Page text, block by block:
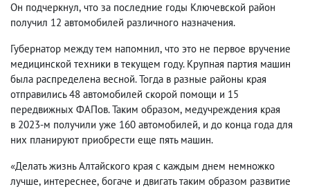
Он подчеркнул, что за последние годы Ключевской район
получил 12 автомобилей различного назначения.
Губернатор между тем напомнил, что это не первое вручение
медицинской техники в текущем году. Крупная партия машин
была распределена весной. Тогда в разные районы края
отправились 48 автомобилей скорой помощи и 15
передвижных ФАПов. Таким образом, медучреждения края
в 2023-м получили уже 160 автомобилей, и до конца года для
них планируют приобрести еще пять машин.
«Делать жизнь Алтайского края с каждым днем немножко
лучше, интереснее, богаче и двигать таким образом развитие